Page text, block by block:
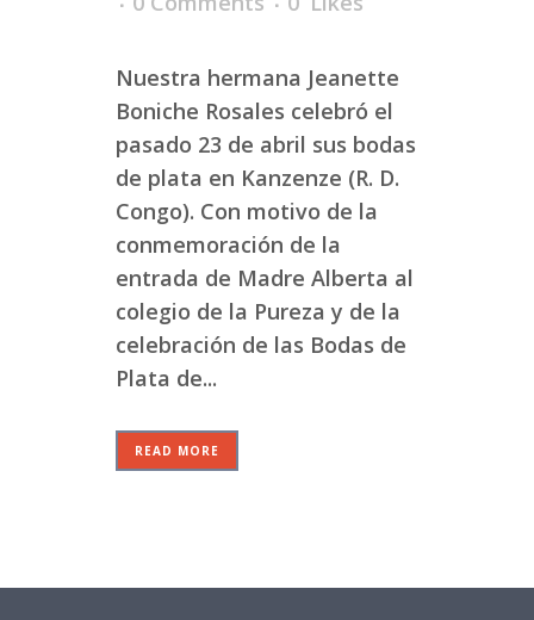
Nuestra hermana Jeanette
Boniche Rosales celebró el
pasado 23 de abril sus bodas
de plata en Kanzenze (R. D.
Congo). Con motivo de la
conmemoración de la
entrada de Madre Alberta al
colegio de la Pureza y de la
celebración de las Bodas de
Plata de...
READ MORE